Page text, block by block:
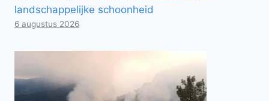
landschappelijke schoonheid
6 augustus 2026